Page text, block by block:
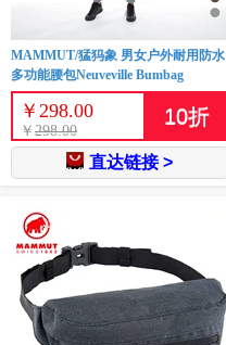
MAMMUT/猛犸象 男女户外耐用防水
多功能腰包Neuveville Bumbag
￥ 298.00
￥ 298.00
10折
直达链接 >